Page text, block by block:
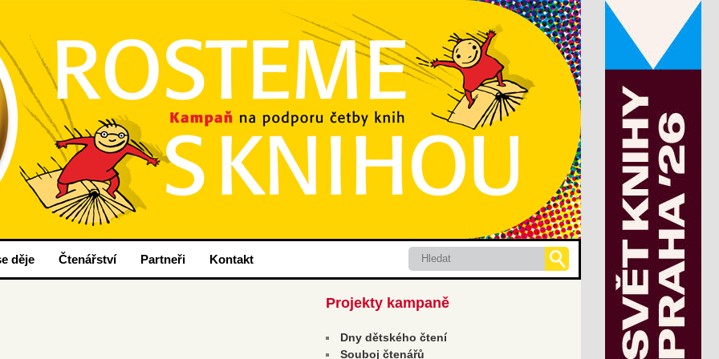
děje Čtenářství Partneři Kontakt Hledat
Projekty kampaně
Dny dětského čtení
Souboj čtenářů